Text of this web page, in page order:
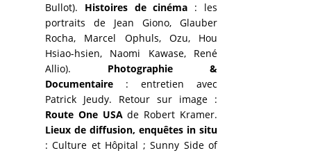
Bullot). Histoires de cinéma : les
portraits de Jean Giono, Glauber
Rocha, Marcel Ophuls, Ozu, Hou
Hsiao-hsien, Naomi Kawase, René
Allio). Photographie &
Documentaire : entretien avec
Patrick Jeudy. Retour sur image :
Route One USAde Robert Kramer.
Lieux de diffusion, enquêtes in situ
: Culture et Hôpital ; Sunny Side of